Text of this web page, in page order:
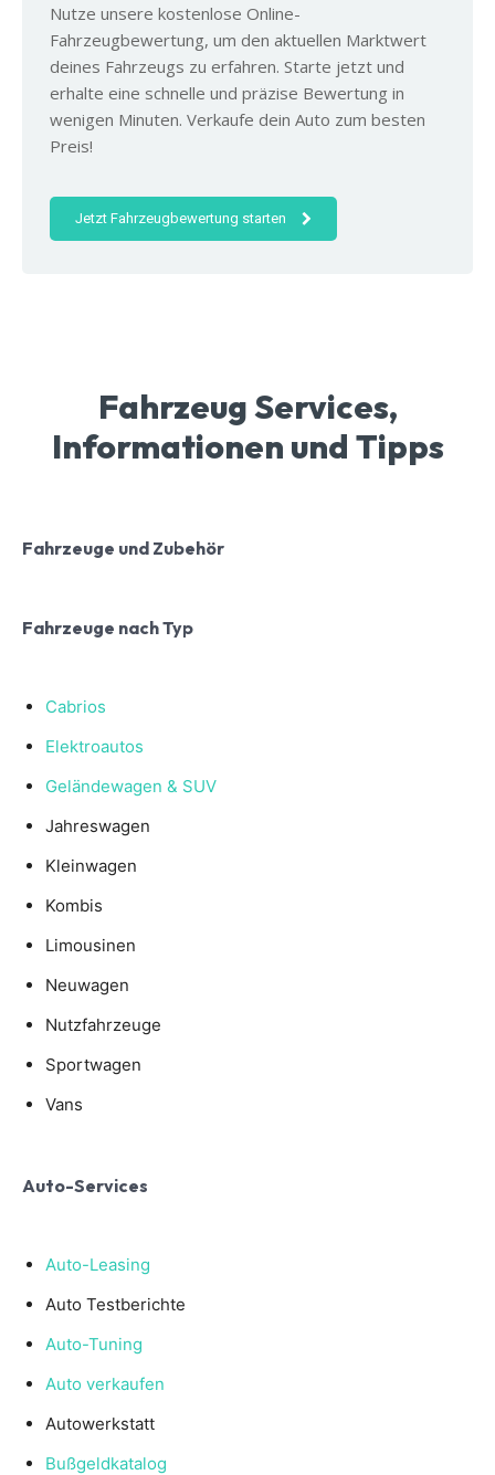
Nutze unsere kostenlose Online-
Fahrzeugbewertung, um den aktuellen Marktwert
deines Fahrzeugs zu erfahren. Starte jetzt und
erhalte eine schnelle und präzise Bewertung in
wenigen Minuten. Verkaufe dein Auto zum besten
Preis!
Jetzt Fahrzeugbewertung starten
Fahrzeug Services,
Informationen und Tipps
Fahrzeuge und Zubehör
Fahrzeuge nach Typ
Cabrios
Elektroautos
Geländewagen & SUV
Jahreswagen
Kleinwagen
Kombis
Limousinen
Neuwagen
Nutzfahrzeuge
Sportwagen
Vans
Auto-Services
Auto-Leasing
Auto Testberichte
Auto-Tuning
Auto verkaufen
Autowerkstatt
Bußgeldkatalog